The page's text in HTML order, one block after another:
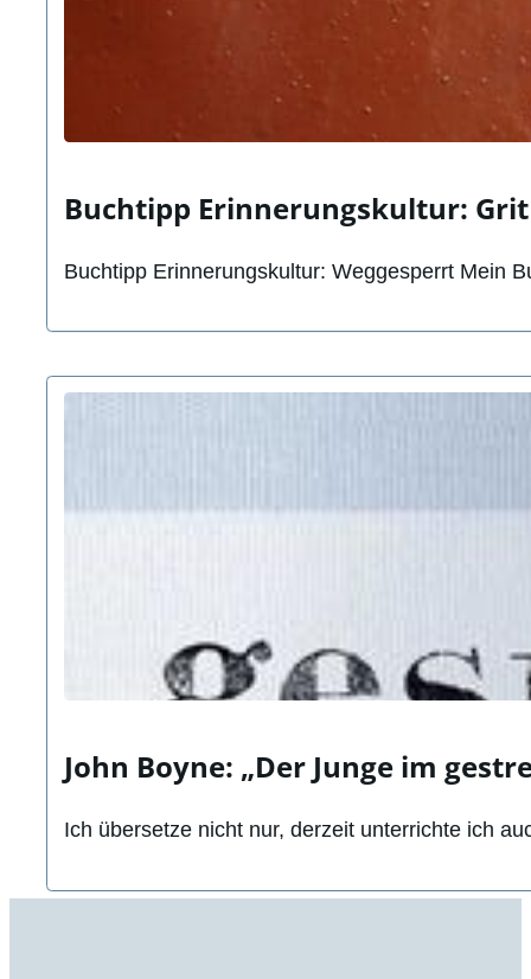
Buchtipp Erinnerungskultur:
Buchtipp Erinnerungskultur: Weggesperrt Mein
John Boyne: „Der Junge im
Ich übersetze nicht nur, derzeit unterrichte ich